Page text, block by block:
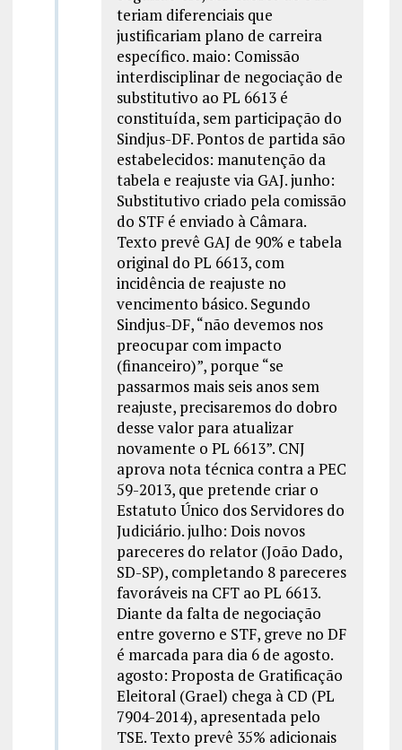
teriam diferenciais que
justificariam plano de carreira
específico. maio: Comissão
interdisciplinar de negociação de
substitutivo ao PL 6613 é
constituída, sem participação do
Sindjus-DF. Pontos de partida são
estabelecidos: manutenção da
tabela e reajuste via GAJ. junho:
Substitutivo criado pela comissão
do STF é enviado à Câmara.
Texto prevê GAJ de 90% e tabela
original do PL 6613, com
incidência de reajuste no
vencimento básico. Segundo
Sindjus-DF, “não devemos nos
preocupar com impacto
(financeiro)”, porque “se
passarmos mais seis anos sem
reajuste, precisaremos do dobro
desse valor para atualizar
novamente o PL 6613”. CNJ
aprova nota técnica contra a PEC
59-2013, que pretende criar o
Estatuto Único dos Servidores do
Judiciário. julho: Dois novos
pareceres do relator (João Dado,
SD-SP), completando 8 pareceres
favoráveis na CFT ao PL 6613.
Diante da falta de negociação
entre governo e STF, greve no DF
é marcada para dia 6 de agosto.
agosto: Proposta de Gratificação
Eleitoral (Grael) chega à CD (PL
7904-2014), apresentada pelo
TSE. Texto prevê 35% adicionais